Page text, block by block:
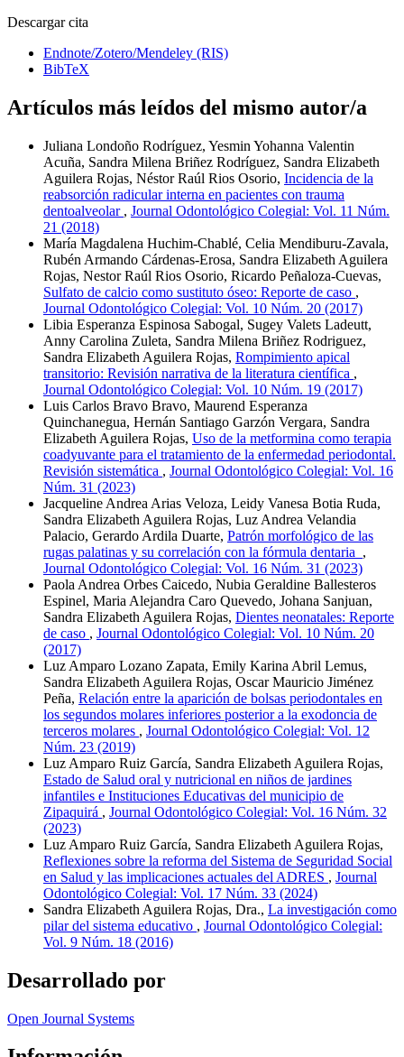
Descargar cita
Endnote/Zotero/Mendeley (RIS)
BibTeX
Artículos más leídos del mismo autor/a
Juliana Londoño Rodrí­guez, Yesmin Yohanna Valentin
Acuña, Sandra Milena Briñez Rodrí­guez, Sandra Elizabeth
Aguilera Rojas, Néstor Raúl Rios Osorio, Incidencia de la
reabsorción radicular interna en pacientes con trauma
dentoalveolar , Journal Odontológico Colegial: Vol. 11 Núm.
21 (2018)
Marí­a Magdalena Huchim-Chablé, Celia Mendiburu-Zavala,
Rubén Armando Cárdenas-Erosa, Sandra Elizabeth Aguilera
Rojas, Nestor Raúl Rios Osorio, Ricardo Peñaloza-Cuevas,
Sulfato de calcio como sustituto óseo: Reporte de caso ,
Journal Odontológico Colegial: Vol. 10 Núm. 20 (2017)
Libia Esperanza Espinosa Sabogal, Sugey Valets Ladeutt,
Anny Carolina Zuleta, Sandra Milena Briñez Rodriguez,
Sandra Elizabeth Aguilera Rojas, Rompimiento apical
transitorio: Revisión narrativa de la literatura cientí­fica ,
Journal Odontológico Colegial: Vol. 10 Núm. 19 (2017)
Luis Carlos Bravo Bravo, Maurend Esperanza
Quinchanegua, Hernán Santiago Garzón Vergara, Sandra
Elizabeth Aguilera Rojas, Uso de la metformina como terapia
coadyuvante para el tratamiento de la enfermedad periodontal.
Revisión sistemática , Journal Odontológico Colegial: Vol. 16
Núm. 31 (2023)
Jacqueline Andrea Arias Veloza, Leidy Vanesa Botia Ruda,
Sandra Elizabeth Aguilera Rojas, Luz Andrea Velandia
Palacio, Gerardo Ardila Duarte, Patrón morfológico de las
rugas palatinas y su correlación con la fórmula dentaria ,
Journal Odontológico Colegial: Vol. 16 Núm. 31 (2023)
Paola Andrea Orbes Caicedo, Nubia Geraldine Ballesteros
Espinel, Maria Alejandra Caro Quevedo, Johana Sanjuan,
Sandra Elizabeth Aguilera Rojas, Dientes neonatales: Reporte
de caso , Journal Odontológico Colegial: Vol. 10 Núm. 20
(2017)
Luz Amparo Lozano Zapata, Emily Karina Abril Lemus,
Sandra Elizabeth Aguilera Rojas, Oscar Mauricio Jiménez
Peña, Relación entre la aparición de bolsas periodontales en
los segundos molares inferiores posterior a la exodoncia de
terceros molares , Journal Odontológico Colegial: Vol. 12
Núm. 23 (2019)
Luz Amparo Ruiz García, Sandra Elizabeth Aguilera Rojas,
Estado de Salud oral y nutricional en niños de jardines
infantiles e Instituciones Educativas del municipio de
Zipaquirá , Journal Odontológico Colegial: Vol. 16 Núm. 32
(2023)
Luz Amparo Ruiz García, Sandra Elizabeth Aguilera Rojas,
Reflexiones sobre la reforma del Sistema de Seguridad Social
en Salud y las implicaciones actuales del ADRES , Journal
Odontológico Colegial: Vol. 17 Núm. 33 (2024)
Sandra Elizabeth Aguilera Rojas, Dra., La investigación como
pilar del sistema educativo , Journal Odontológico Colegial:
Vol. 9 Núm. 18 (2016)
Desarrollado por
Open Journal Systems